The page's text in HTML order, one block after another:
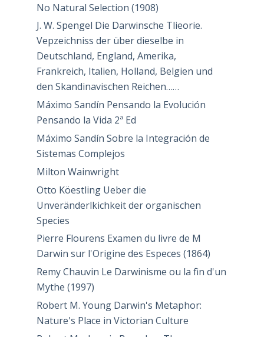
No Natural Selection (1908)
J. W. Spengel Die Darwinsche Tlieorie.
Vepzeichniss der über dieselbe in
Deutschland, England, Amerika,
Frankreich, Italien, Holland, Belgien und
den Skandinavischen Reichen……
Máximo Sandín Pensando la Evolución
Pensando la Vida 2ª Ed
Máximo Sandín Sobre la Integración de
Sistemas Complejos
Milton Wainwright
Otto Köestling Ueber die
Unveränderlkichkeit der organischen
Species
Pierre Flourens Examen du livre de M
Darwin sur l'Origine des Especes (1864)
Remy Chauvin Le Darwinisme ou la fin d'un
Mythe (1997)
Robert M. Young Darwin's Metaphor:
Nature's Place in Victorian Culture